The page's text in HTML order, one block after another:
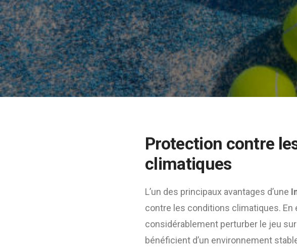
Protection contre
climatiques
L’un des principaux avantages d’une
contre les conditions climatiques. En
considérablement perturber le jeu
bénéficient d’un environnement